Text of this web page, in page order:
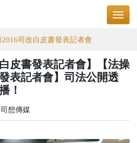
2016司改白皮書發表記者會
白皮書發表記者會】【法操
表記者會】司法公開透
！
想傳媒